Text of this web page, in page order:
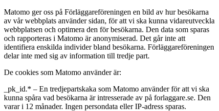
Matomo ger oss på Förläggareföreningen en bild av hur besökarna
av vår webbplats använder sidan, för att vi ska kunna vidareutveckla
webbplatsen och optimera den för besökarna. Den data som sparas
och rapporteras i Matomo är anonymiserad. Det går inte att
identifiera enskilda individer bland besökarna. Förläggareföreningen
delar inte med sig av information till tredje part.
De cookies som Matomo använder är:
_pk_id.* – En tredjepartskaka som Matomo använder för att vi ska
kunna spåra vad besökarna är intresserade av på forlaggare.se. Den
varar i 12 månader. Ingen persondata eller IP-adress sparas.